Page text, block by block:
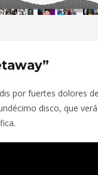
por fuertes dolores
disco, que